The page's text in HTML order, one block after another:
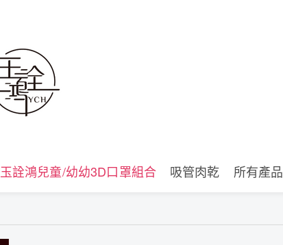
玉詮鴻兒童/幼幼3D口罩組合 吸管肉乾 所有產品